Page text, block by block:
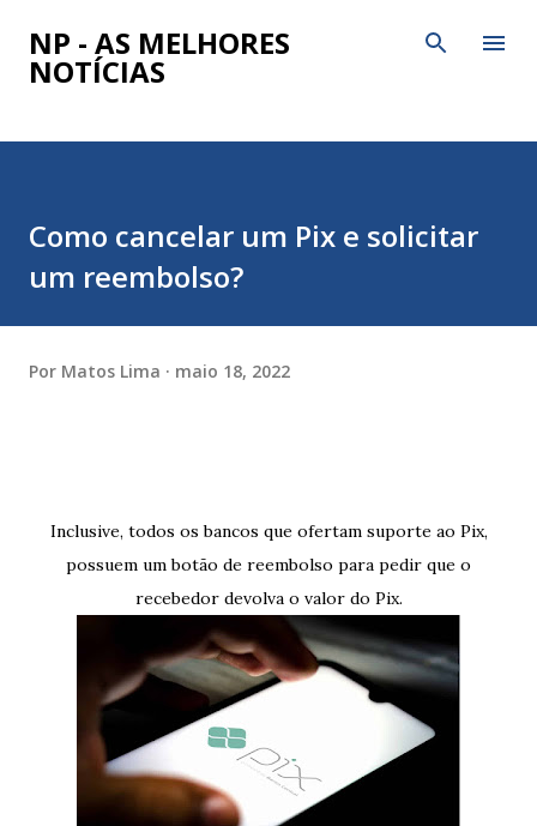
Pular para o conteúdo principal
NP - AS MELHORES
NOTÍCIAS
Como cancelar um Pix e solicitar
um reembolso?
Por Matos Lima maio 18, 2022
Inclusive, todos os bancos que ofertam suporte ao Pix,
possuem um botão de reembolso para pedir que o
recebedor devolva o valor do Pix.